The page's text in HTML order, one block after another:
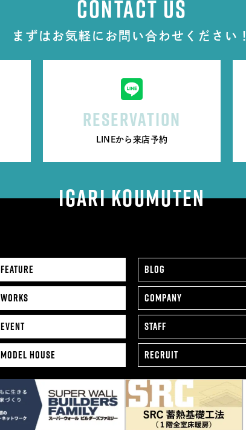
CONTACT US
まずはお気軽にお問い合わせください！
RESERVATION
LINEから来店予約
IGARI KOUMUTEN
FEATURE
WORKS
EVENT
MODEL HOUSE
BLOG
COMPANY
STAFF
RECRUIT